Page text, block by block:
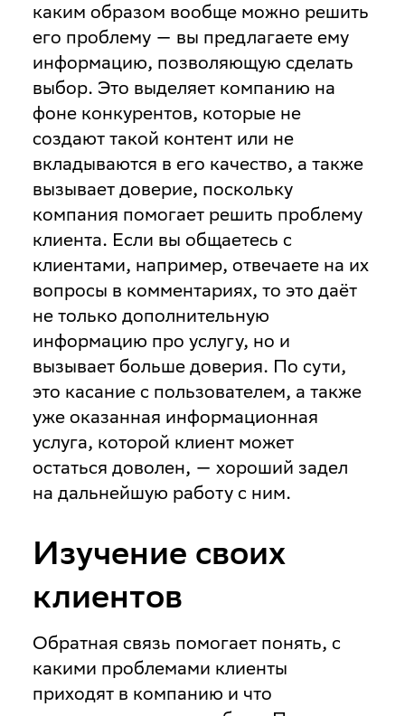
каким образом вообще можно решить
его проблему — вы предлагаете ему
информацию, позволяющую сделать
выбор. Это выделяет компанию на
фоне конкурентов, которые не
создают такой контент или не
вкладываются в его качество, а также
вызывает доверие, поскольку
компания помогает решить проблему
клиента. Если вы общаетесь с
клиентами, например, отвечаете на их
вопросы в комментариях, то это даёт
не только дополнительную
информацию про услугу, но и
вызывает больше доверия. По сути,
это касание с пользователем, а также
уже оказанная информационная
услуга, которой клиент может
остаться доволен, — хороший задел
на дальнейшую работу с ним.
Изучение своих
клиентов
Обратная связь помогает понять, с
какими проблемами клиенты
приходят в компанию и что